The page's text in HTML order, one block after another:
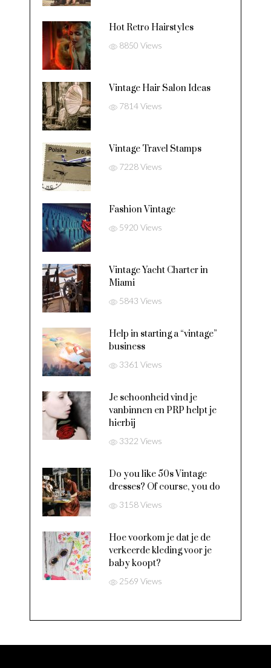
Hot Retro Hairstyles
8850 Views
Vintage Hair Salon Ideas
7814 Views
Vintage Travel Stamps
7228 Views
Fashion Vintage
5920 Views
Vintage Yacht Charter in
Miami
5843 Views
Help in starting a “vintage”
business
3361 Views
Je schoonheid vind je
vanbinnen en PRP helpt je
hierbij
3322 Views
Do you like 50s Vintage
dresses? Of course, you do
3158 Views
Hoe voorkom je dat je de
verkeerde kleding voor je
baby koopt?
2569 Views